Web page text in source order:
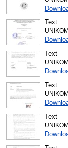
Text
Text
Text
Text